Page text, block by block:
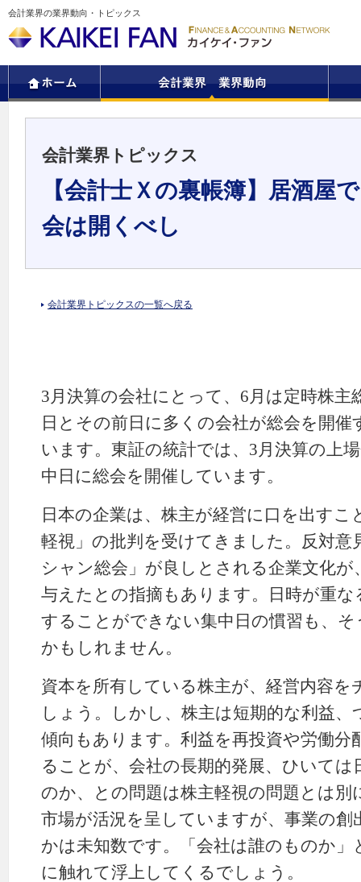
会計業界の業界動向・トピックス
会計業界トピックス
【会計士Ｘの裏帳簿】居酒屋
会は開くべし
会計業界トピックスの一覧へ戻る
3月決算の会社にとって、6月は定時株主
日とその前日に多くの会社が総会を開
います。東証の統計では、3月決算の上
中日に総会を開催しています。
日本の企業は、株主が経営に口を出すこ
軽視」の批判を受けてきました。反対意
シャン総会」が良しとされる企業文化が
与えたとの指摘もあります。日時が重な
することができない集中日の慣習も、
かもしれません。
資本を所有している株主が、経営内容
しょう。しかし、株主は短期的な利益
傾向もあります。利益を再投資や労働分
ることが、会社の長期的発展、ひいて
のか、との問題は株主軽視の問題とは別
市場が活況を呈していますが、事業の創
かは未知数です。「会社は誰のものか」
に触れて浮上してくるでしょう。